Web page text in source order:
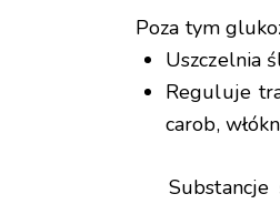
Poza tym
Uszczelnia
Reguluje
carob,